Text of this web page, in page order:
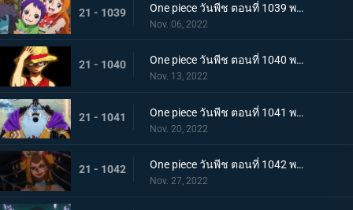
21 - 1039 One piece วันพีช ตอนที่ 1039 พากย์ไทย พวกพ้องเพิ่มพรวด กลุ่มหมวกฟางโต้กลับ
Nov. 06, 2022
21 - 1040 One piece วันพีช ตอนที่ 1040 พากย์ไทย ความภาคภูมิใจของนายท้าย จินเบเดือดจัด!
Nov. 13, 2022
21 - 1041 One piece วันพีช ตอนที่ 1041 พากย์ไทย ยอดศึกตัดสินสัตว์ประหลาด! ยามาโตะกับแฟรงกี้
Nov. 20, 2022
21 - 1042 One piece วันพีช ตอนที่ 1042 พากย์ไทย กับดักของผู้ล่า การยั่วยวนของแบล็คมาเรีย
Nov. 27, 2022